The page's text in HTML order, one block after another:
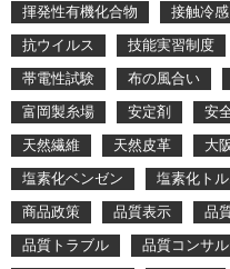
揮発性有機化合物
接触冷感
抗ウイルス
技能実習制度
帯電性試験
布の風合い
富岡製糸場
安定剤 安
天然繊維
天然皮革 大
塩素化ベンゼン
塩素化ト
商品政策
品質表示 品
品質トラブル
品質コンサ